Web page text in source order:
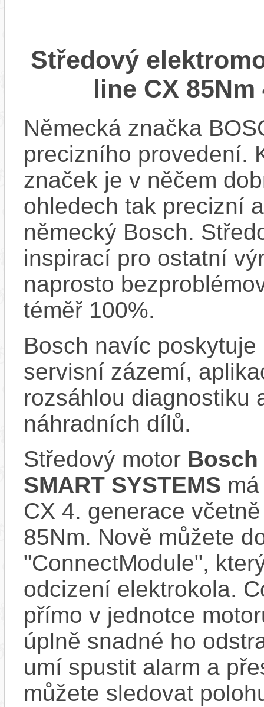
Středový
line CX
Německá značka
precizního provedení.
značek je v něčem
ohledech tak precizní
německý Bosch.
inspirací pro ostatní
naprosto
téměř 100%.
Bosch navíc
servisní zázemí,
rozsáhlou diagnostiku
náhradních dílů.
Středový motor Bosch
SMART SYSTEMS
CX 4. generace
85Nm. Nově můžete
"ConnectModule",
odcizení elektrokola.
přímo v jednotce
úplně snadné ho
umí spustit alarm a
můžete sledovat